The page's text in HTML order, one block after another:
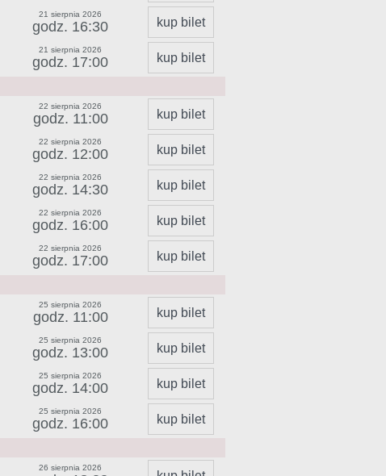
21 sierpnia 2026
godz. 16:30 kup bilet
21 sierpnia 2026
godz. 17:00 kup bilet
22 sierpnia 2026
godz. 11:00 kup bilet
22 sierpnia 2026
godz. 12:00 kup bilet
22 sierpnia 2026
godz. 14:30 kup bilet
22 sierpnia 2026
godz. 16:00 kup bilet
22 sierpnia 2026
godz. 17:00 kup bilet
25 sierpnia 2026
godz. 11:00 kup bilet
25 sierpnia 2026
godz. 13:00 kup bilet
25 sierpnia 2026
godz. 14:00 kup bilet
25 sierpnia 2026
godz. 16:00 kup bilet
26 sierpnia 2026